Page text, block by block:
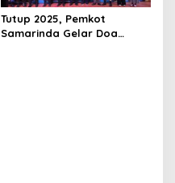
Tutup 2025, Pemkot
Samarinda Gelar Doa